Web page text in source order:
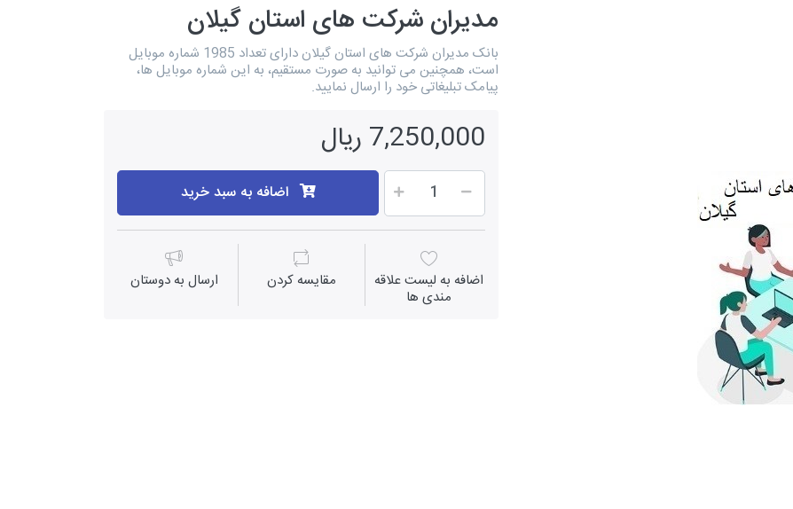
مدیران شرکت های استان گیلان
بانک مدیران شرکت های استان گیلان دارای تعداد 1985 شماره موبایل
است، همچنین می توانید به صورت مستقیم، به این شماره موبایل ها،
پیامک تبلیغاتی خود را ارسال نمایید.
7,250,000 ریال
اضافه به سبد خرید
اضافه به لیست علاقه
مندی ها
مقايسه كردن ارسال به دوستان